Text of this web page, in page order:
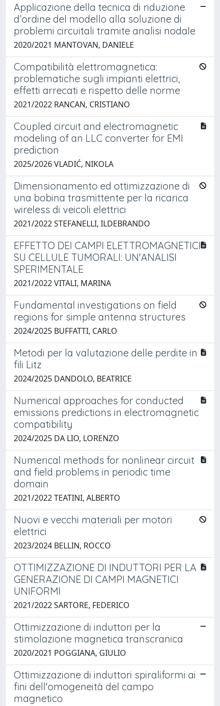
Applicazione della tecnica di riduzione
d’ordine del modello alla soluzione di
problemi circuitali tramite analisi nodale
2020/2021 MANTOVAN, DANIELE
Compatibilità elettromagnetica:
problematiche sugli impianti elettrici,
effetti arrecati e rispetto delle norme
2021/2022 RANCAN, CRISTIANO
Coupled circuit and electromagnetic
modeling of an LLC converter for EMI
prediction
2025/2026 VLADIĆ, NIKOLA
Dimensionamento ed ottimizzazione di
una bobina trasmittente per la ricarica
wireless di veicoli elettrici
2021/2022 STEFANELLI, ILDEBRANDO
EFFETTO DEI CAMPI ELETTROMAGNETICI
SU CELLULE TUMORALI: UN'ANALISI
SPERIMENTALE
2021/2022 VITALI, MARINA
Fundamental investigations on field
regions for simple antenna structures
2024/2025 BUFFATTI, CARLO
Metodi per la valutazione delle perdite in
fili Litz
2024/2025 DANDOLO, BEATRICE
Numerical approaches for conducted
emissions predictions in electromagnetic
compatibility
2024/2025 DA LIO, LORENZO
Numerical methods for nonlinear circuit
and field problems in periodic time
domain
2021/2022 TEATINI, ALBERTO
Nuovi e vecchi materiali per motori
elettrici
2023/2024 BELLIN, ROCCO
OTTIMIZZAZIONE DI INDUTTORI PER LA
GENERAZIONE DI CAMPI MAGNETICI
UNIFORMI
2021/2022 SARTORE, FEDERICO
Ottimizzazione di induttori per la
stimolazione magnetica transcranica
2020/2021 POGGIANA, GIULIO
Ottimizzazione di induttori spiraliformi ai
fini dell'omogeneità del campo
magnetico